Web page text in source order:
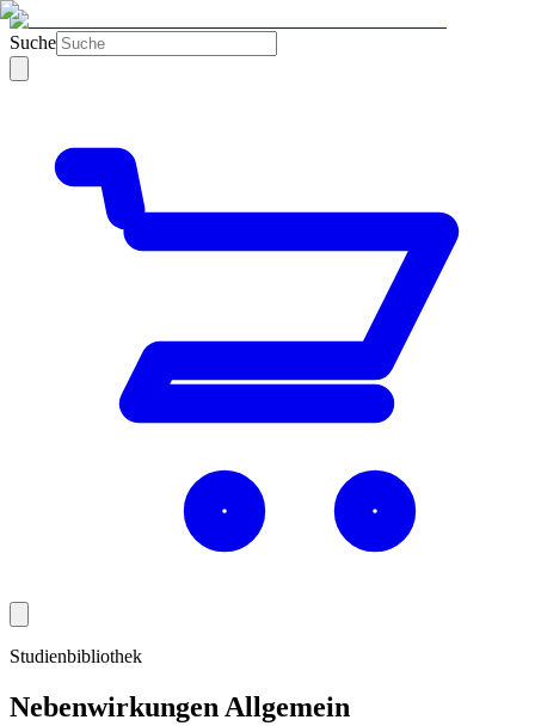
Suche
Studienbibliothek
Nebenwirkungen Allgemein